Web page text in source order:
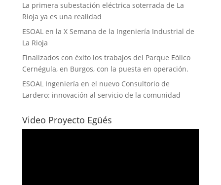
La primera subestación eléctrica soterrada de La
Rioja ya es una realidad
ESOAL en la X Semana de la Ingeniería Industrial de
La Rioja
Finalizados con éxito los trabajos del Parque Eólico
Cernégula, en Burgos, con la puesta en operación.
ESOAL Ingeniería en el nuevo Consultorio de
Lardero: innovación al servicio de la comunidad
Video Proyecto Egüés